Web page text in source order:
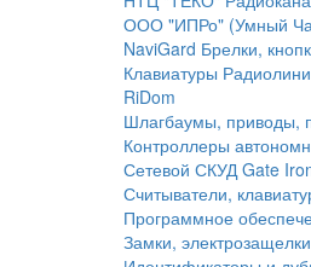
ООО "ИПРо" (Умный
NaviGard Брелки,
Клавиатуры
RiDom
Шлагбаумы, приводы,
Контроллеры
Сетевой СКУД Gate
Считыватели,
Программное
Замки, электрозащелки